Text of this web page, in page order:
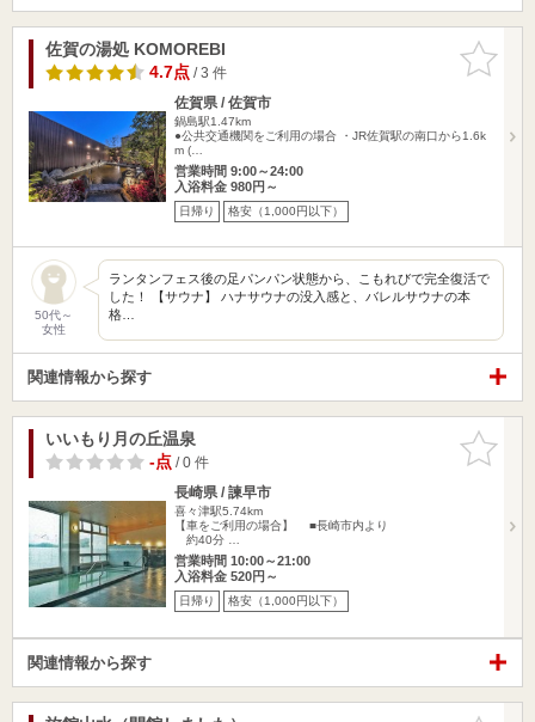
お気に入
りに追加
佐賀の湯処 KOMOREBI
4.7点/ 3 件
佐賀県 / 佐賀市
鍋島駅1.47km
●公共交通機関をご利用の場合 ・JR佐賀駅の南口から1.6k
m (…
営業時間 9:00～24:00
入浴料金 980円～
日帰り 格安（1,000円以下）
50代～
女性
ランタンフェス後の足パンパン状態から、こもれびで完全復活で
した！ 【サウナ】 ハナサウナの没入感と、バレルサウナの本
格…
関連情報から探す
お気に入
りに追加
いいもり月の丘温泉
-点/ 0 件
長崎県 / 諫早市
喜々津駅5.74km
【車をご利用の場合】 ■長崎市内より
約40分 …
営業時間 10:00～21:00
入浴料金 520円～
日帰り 格安（1,000円以下）
関連情報から探す